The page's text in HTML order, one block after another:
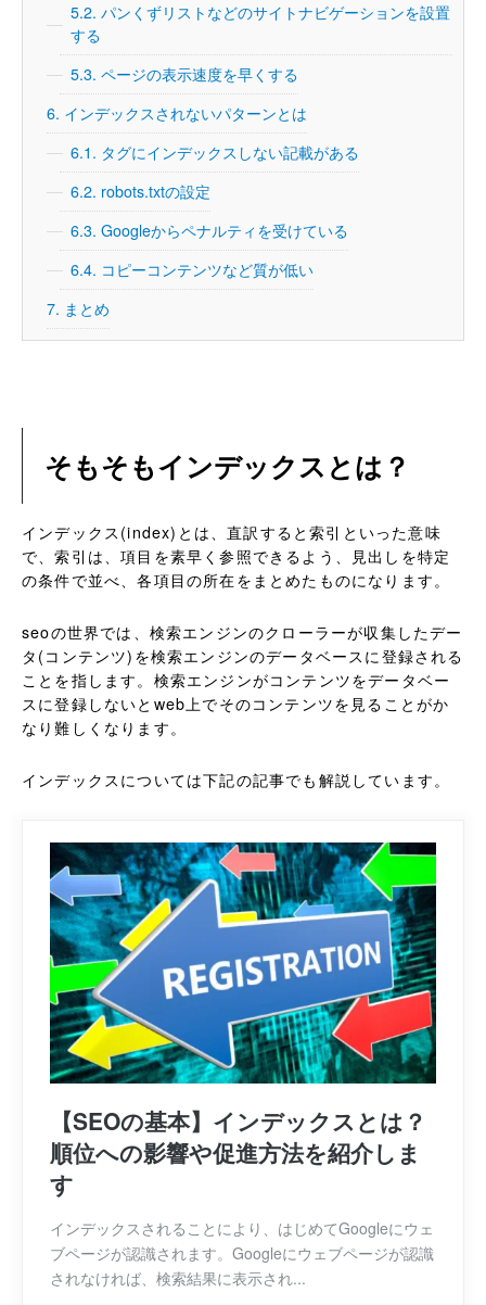
5.2. パンくずリストなどのサイトナビゲーションを設置
する
5.3. ページの表示速度を早くする
6. インデックスされないパターンとは
6.1. タグにインデックスしない記載がある
6.2. robots.txtの設定
6.3. Googleからペナルティを受けている
6.4. コピーコンテンツなど質が低い
7. まとめ
そもそもインデックスとは？
インデックス(index)とは、直訳すると索引といった意味
で、索引は、項目を素早く参照できるよう、見出しを特定
の条件で並べ、各項目の所在をまとめたものになります。
seoの世界では、検索エンジンのクローラーが収集したデー
タ(コンテンツ)を検索エンジンのデータベースに登録される
ことを指します。検索エンジンがコンテンツをデータベー
スに登録しないとweb上でそのコンテンツを見ることがか
なり難しくなります。
インデックスについては下記の記事でも解説しています。
【SEOの基本】インデックスとは？
順位への影響や促進方法を紹介しま
す
インデックスされることにより、はじめてGoogleにウェ
ブページが認識されます。Googleにウェブページが認識
されなければ、検索結果に表示され...